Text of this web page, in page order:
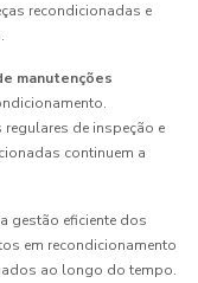
recondicionadas e
manutenções
de inspeção e
continuem a
gestão eficiente dos
em recondicionamento
ao longo do tempo.